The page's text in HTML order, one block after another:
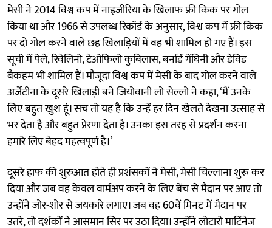
मेसी ने 2014 विश्व कप में नाइजीरिया के खिलाफ फ्री किक पर गोल
किया था और 1966 से उपलब्ध रिकॉर्ड के अनुसार, विश्व कप में फ्री किक
पर दो गोल करने वाले छह खिलाड़ियों में वह भी शामिल हो गए हैं। इस
सूची में पेले, रिवेलिनो, टेओफिलो कुबिलास, बर्नार्ड गेंघिनी और डेविड
बैकहम भी शामिल हैं। मौजूदा विश्व कप में मेसी के बाद गोल करने वाले
अर्जेंटीना के दूसरे खिलाड़ी बने जियोवानी लो सेल्लो ने कहा, ‘मैं उनके
लिए बहुत खुश हूं। सच तो यह है कि उन्हें हर दिन खेलते देखना उत्साह से
भर देता है और बहुत प्रेरणा देता है। उनका इस तरह से प्रदर्शन करना
हमारे लिए बेहद महत्वपूर्ण है।’
दूसरे हाफ की शुरुआत होते ही प्रशंसकों ने मेसी, मेसी चिल्लाना शुरू कर
दिया और जब वह केवल वार्मअप करने के लिए बेंच से मैदान पर आए तो
उन्होंने जोर-शोर से जयकारे लगाए। जब वह 60वें मिनट में मैदान पर
उतरे, तो दर्शकों ने आसमान सिर पर उठा दिया। उन्होंने लोटारो मार्टिनेज